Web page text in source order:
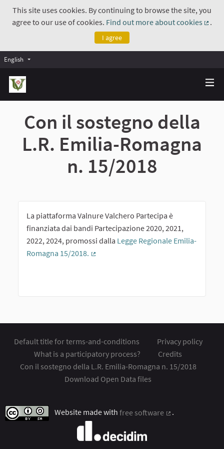
This site uses cookies. By continuing to browse the site, you
agree to our use of cookies. Find out more about cookies
.
I agree
English
Con il sostegno della
L.R. Emilia-Romagna
n. 15/2018
La piattaforma Valnure Valchero Partecipa è
finanziata dai bandi Partecipazione 2020, 2021,
2022, 2024, promossi dalla Legge Regionale Emilia-
Romagna 15/2018.
Default title for terms-and-conditions
Privacy policy
What is a participatory process?
Credits
Con il sostegno della L.R. Emilia-Romagna n. 15/2018
Download Open Data files
Website made with free software
.